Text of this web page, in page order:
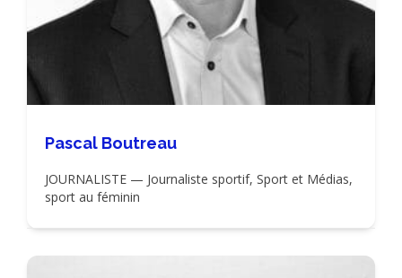
Pascal Boutreau
JOURNALISTE — Journaliste sportif, Sport et Médias,
sport au féminin